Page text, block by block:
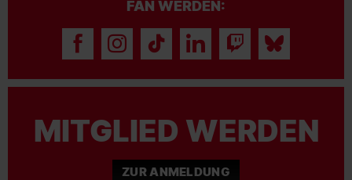
FAN WERDEN:
MITGLIED WERDEN
ZUR ANMELDUNG